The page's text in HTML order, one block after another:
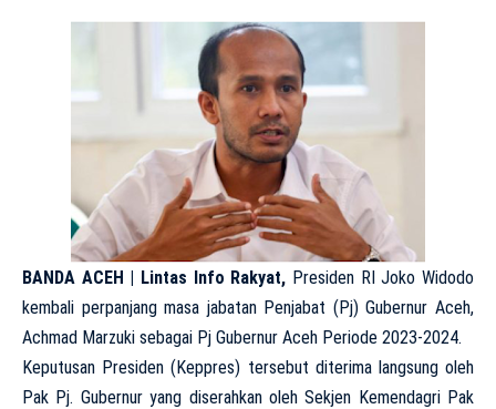
BANDA ACEH | Lintas Info Rakyat, Presiden RI Joko Widodo
kembali perpanjang masa jabatan Penjabat (Pj) Gubernur Aceh,
Achmad Marzuki sebagai Pj Gubernur Aceh Periode 2023-2024.
Keputusan Presiden (Keppres) tersebut diterima langsung oleh
Pak Pj. Gubernur yang diserahkan oleh Sekjen Kemendagri Pak